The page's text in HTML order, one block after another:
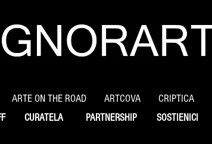
ARTE ON THE ROAD ARTCOVA CRIPTICA
CURATELA PARTNERSHIP SOSTIENICI